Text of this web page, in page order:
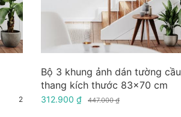
2
Bộ 3 khung ảnh dán tường cầu
thang kích thước 83x70 cm
312.900 ₫ 447.000 ₫